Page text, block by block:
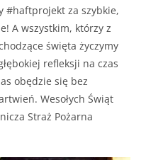
#haftprojekt za szybkie,
A wszystkim, którzy z
święta życzymy
refleksji na czas
obędzie się bez
Wesołych Świąt
Straż Pożarna